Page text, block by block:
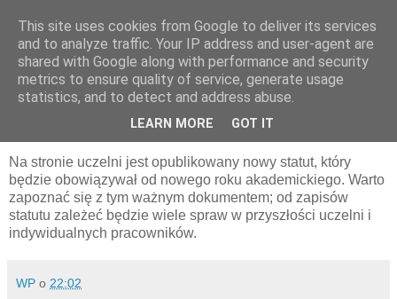
pluskiewicz.blogspot.com
środa, 5 czerwca 2019
Na stronie uczelni jest opublikowany nowy statut, który
będzie obowiązywał od nowego roku akademickiego. Warto
zapoznać się z tym ważnym dokumentem; od zapisów
statutu zależeć będzie wiele spraw w przyszłości uczelni i
indywidualnych pracowników.
WP o 22:02
This site uses cookies from Google to deliver its services
and to analyze traffic. Your IP address and user-agent are
shared with Google along with performance and security
metrics to ensure quality of service, generate usage
statistics, and to detect and address abuse.
LEARN MORE GOT IT